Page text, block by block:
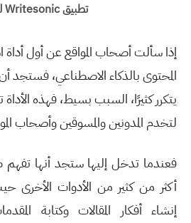
تطبيقWritesonic للكتابة
إذا سألت أصحاب المواقع عن أول أداة
المحتوى بالذكاء الاصطناعي، فستجد
يتكرر كثيرًا، السبب بسيط، فهذه
لتخدم المدونين والمسوقين وأصحاب
فعندما تدخل إليها ستجد أنها تفهم
أكثر من كثير من الأدوات الأخرى
إنشاء أفكار المقالات وكتابة